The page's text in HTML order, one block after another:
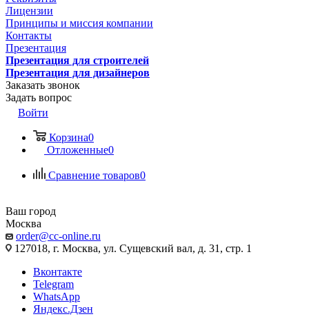
Лицензии
Принципы и миссия компании
Контакты
Презентация
Презентация для строителей
Презентация для дизайнеров
Заказать звонок
Задать вопрос
Войти
Корзина0
Отложенные0
Сравнение товаров0
Ваш город
Москва
order@cc-online.ru
127018, г. Москва, ул. Сущевский вал, д. 31, стр. 1
Вконтакте
Telegram
WhatsApp
Яндекс.Дзен